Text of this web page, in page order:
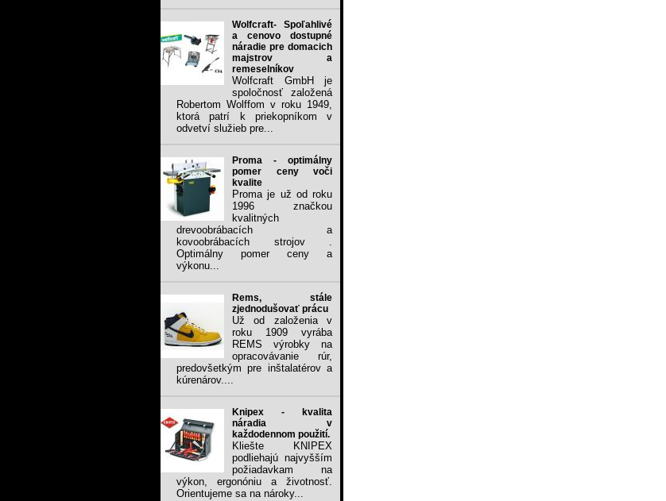
Wolfcraft- Spoľahlivé
a cenovo dostupné
náradie pre domacich
majstrov a
remeselníkov
Wolfcraft GmbH je
spoločnosť založená
Robertom Wolffom v roku 1949,
ktorá patrí k priekopníkom v
odvetví služieb pre...
Proma - optimálny
pomer ceny voči
kvalite
Proma je už od roku
1996 značkou
kvalitných
drevoobrábacích a
kovoobrábacích strojov .
Optimálny pomer ceny a
výkonu...
Rems, stále
zjednodušovať prácu
Už od založenia v
roku 1909 vyrába
REMS výrobky na
opracovávanie rúr,
predovšetkým pre inštalatérov a
kúrenárov....
Knipex - kvalita
náradia v
každodennom použití.
Kliešte KNIPEX
podliehajú najvyšším
požiadavkam na
výkon, ergonóniu a životnosť.
Orientujeme sa na nároky...